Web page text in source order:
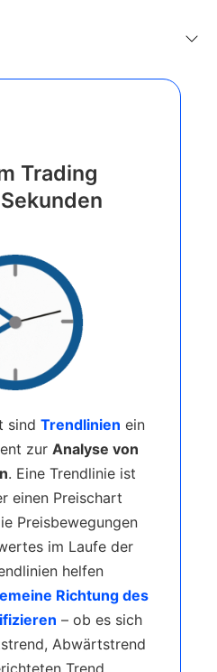
Trading
sind Trendlinien ein
zur Analyse von
. Eine Trendlinie ist
einen Preischart
Preisbewegungen
im Laufe der
helfen
Richtung des
– ob es sich
Abwärtstrend
Trend